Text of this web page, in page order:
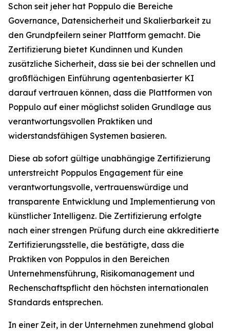
Schon seit jeher hat Poppulo die Bereiche
Governance, Datensicherheit und Skalierbarkeit zu
den Grundpfeilern seiner Plattform gemacht. Die
Zertifizierung bietet Kundinnen und Kunden
zusätzliche Sicherheit, dass sie bei der schnellen und
großflächigen Einführung agentenbasierter KI
darauf vertrauen können, dass die Plattformen von
Poppulo auf einer möglichst soliden Grundlage aus
verantwortungsvollen Praktiken und
widerstandsfähigen Systemen basieren.
Diese ab sofort gültige unabhängige Zertifizierung
unterstreicht Poppulos Engagement für eine
verantwortungsvolle, vertrauenswürdige und
transparente Entwicklung und Implementierung von
künstlicher Intelligenz. Die Zertifizierung erfolgte
nach einer strengen Prüfung durch eine akkreditierte
Zertifizierungsstelle, die bestätigte, dass die
Praktiken von Poppulos in den Bereichen
Unternehmensführung, Risikomanagement und
Rechenschaftspflicht den höchsten internationalen
Standards entsprechen.
In einer Zeit, in der Unternehmen zunehmend global